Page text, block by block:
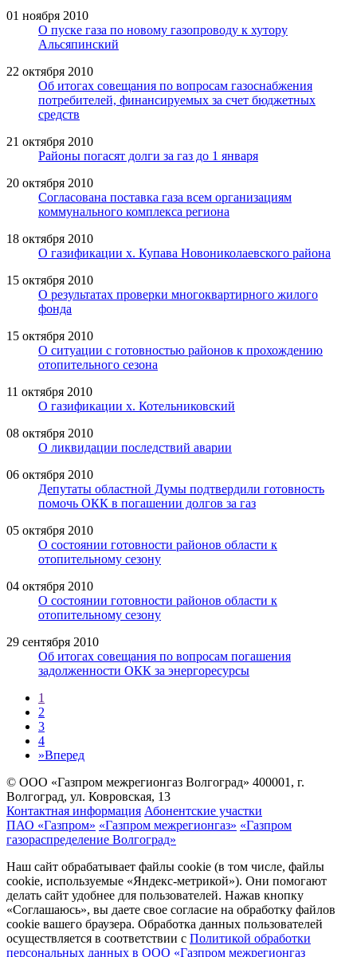
01 ноября 2010
О пуске газа по новому газопроводу к хутору
Альсяпинский
22 октября 2010
Об итогах совещания по вопросам газоснабжения
потребителей, финансируемых за счет бюджетных
средств
21 октября 2010
Районы погасят долги за газ до 1 января
20 октября 2010
Согласована поставка газа всем организациям
коммунального комплекса региона
18 октября 2010
О газификации х. Купава Новониколаевского района
15 октября 2010
О результатах проверки многоквартирного жилого
фонда
15 октября 2010
О ситуации с готовностью районов к прохождению
отопительного сезона
11 октября 2010
О газификации х. Котельниковский
08 октября 2010
О ликвидации последствий аварии
06 октября 2010
Депутаты областной Думы подтвердили готовность
помочь ОКК в погашении долгов за газ
05 октября 2010
О состоянии готовности районов области к
отопительному сезону
04 октября 2010
О состоянии готовности районов области к
отопительному сезону
29 сентября 2010
Об итогах совещания по вопросам погашения
задолженности ОКК за энергоресурсы
1
2
3
4
»Вперед
© ООО «Газпром межрегионгаз Волгоград» 400001, г.
Волгоград, ул. Ковровская, 13
Контактная информация Абонентские участки
ПАО «Газпром» «Газпром межрегионгаз» «Газпром
газораспределение Волгоград»
Наш сайт обрабатывает файлы cookie (в том числе, файлы
cookie, используемые «Яндекс-метрикой»). Они помогают
делать сайт удобнее для пользователей. Нажав кнопку
«Соглашаюсь», вы даете свое согласие на обработку файлов
cookie вашего браузера. Обработка данных пользователей
осуществляется в соответствии с Политикой обработки
персональных данных в ООО «Газпром межрегионгаз